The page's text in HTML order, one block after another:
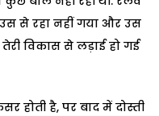
से रहा नहीं गया और उस
विकास से लड़ाई हो गई
होती है, पर बाद में दोस्ती